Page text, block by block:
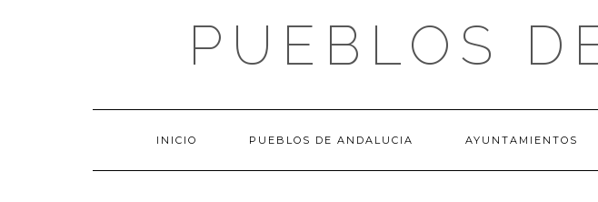
PUEBLOS
INICIO PUEBLOS DE ANDALUCIA AYUNTAMIENTOS